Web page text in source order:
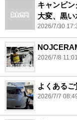
キャンピ
大変、黒
2026/7/30
2026/7/8 11:01
よくある
2026/7/7